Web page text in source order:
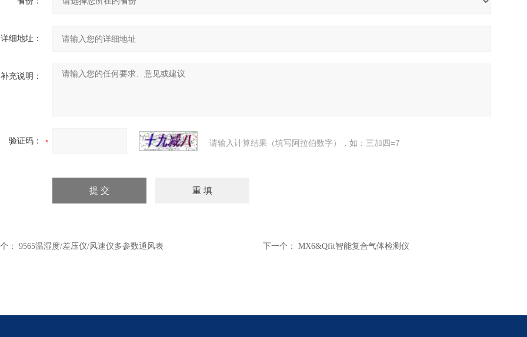
详细地址：
补充说明：
验证码： 请输入计算结果（填写阿拉伯数字），如：三加四=7
： 9565温湿度/差压仪/风速仪多参数通风表 下一个： MX6&Qfit智能复合气体检测仪